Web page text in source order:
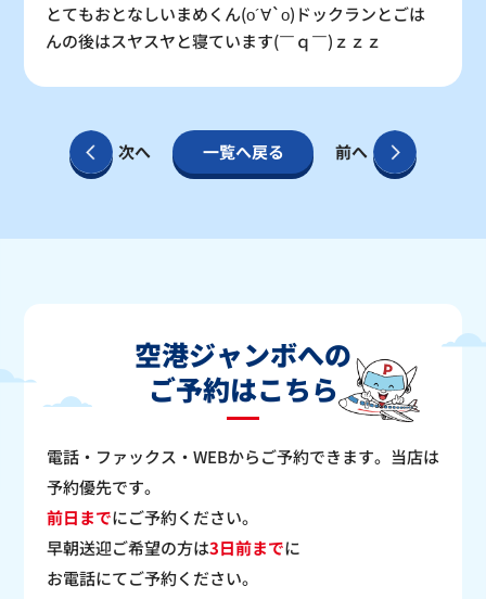
とてもおとなしいまめくん(о´∀`о)ドックランとごは
んの後はスヤスヤと寝ています(￣ｑ￣)ｚｚｚ
次へ 一覧へ戻る 前へ
空港ジャンボへの
ご予約はこちら
電話・ファックス・WEBからご予約できます。当店は
予約優先です。
前日までにご予約ください。
早朝送迎ご希望の方は3日前までに
お電話にてご予約ください。